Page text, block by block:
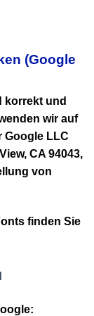
(Google
korrekt und
wir auf
Google LLC
CA 94043,
von
finden Sie